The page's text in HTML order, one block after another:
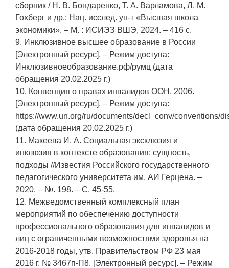
сборник / Н. В. Бондаренко, Т. А. Варламова, Л. М.
Гохберг и др.; Нац. исслед. ун-т «Высшая школа
экономики». – М. : ИСИЭЗ ВШЭ, 2024. – 416 с.
9. Инклюзивное высшее образование в России
[Электронный ресурс]. – Режим доступа:
Инклюзивноеобразование.рф/румц (дата
обращения 20.02.2025 г.)
10. Конвенция о правах инвалидов ООН, 2006.
[Электронный ресурс]. – Режим доступа:
https://www.un.org/ru/documents/decl_conv/conventions/
(дата обращения 20.02.2025 г.)
11. Макеева И. А. Социальная эксклюзия и
инклюзия в контексте образования: сущность,
подходы //Известия Российского государственного
педагогического университета им. АИ Герцена. –
2020. – №. 198. – С. 45-55.
12. Межведомственный комплексный план
мероприятий по обеспечению доступности
профессионального образования для инвалидов и
лиц с ограниченными возможностями здоровья на
2016-2018 годы, утв. Правительством РФ 23 мая
2016 г. № 3467п-П8. [Электронный ресурс]. – Режим